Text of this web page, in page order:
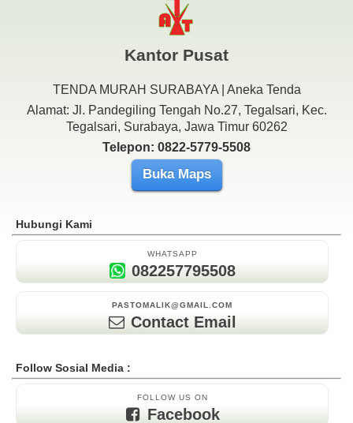
Kantor Pusat
TENDA MURAH SURABAYA | Aneka Tenda
Alamat: Jl. Pandegiling Tengah No.27, Tegalsari, Kec.
Tegalsari, Surabaya, Jawa Timur 60262
Telepon: 0822-5779-5508
Buka Maps
Hubungi Kami
WHATSAPP
082257795508
PASTOMALIK@GMAIL.COM
Contact Email
Follow Sosial Media :
FOLLOW US ON
Facebook